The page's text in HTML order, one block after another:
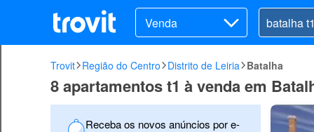
Venda
Trovit Região do Centro Distrito de Leiria Batalha
8 apartamentos t1 à venda em
Receba os novos anúncios por e-